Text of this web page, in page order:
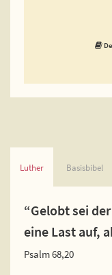
Luther Basisbibel
“Gelobt sei
eine Last auf,
Psalm 68,20